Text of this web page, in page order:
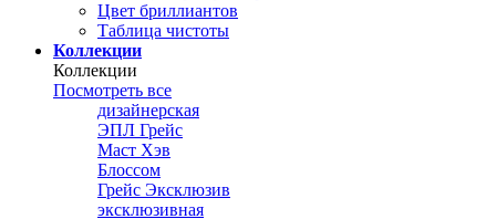
Цвет бриллиантов
Таблица чистоты
Коллекции
Коллекции
Посмотреть все
дизайнерская
ЭПЛ Грейс
Маст Хэв
Блоссом
Грейс Эксклюзив
эксклюзивная